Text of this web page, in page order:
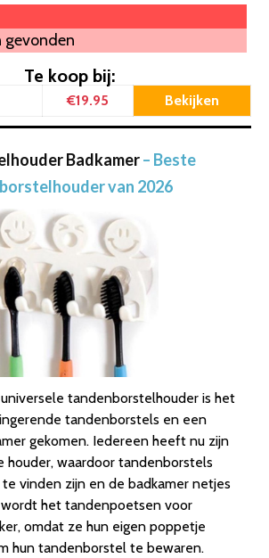
gevonden
Te koop bij:
€19.95 Bekijken
Badkamer– Beste
van 2026
tandenborstelhouder is het
tandenborstels en een
gekomen. Iedereen heeft nu zijn
houder, waardoor tandenborstels
vinden zijn en de badkamer netjes
het tandenpoetsen voor
omdat ze hun eigen poppetje
hun tandenborstel te bewaren.